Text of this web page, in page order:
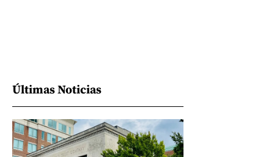
Últimas Noticias